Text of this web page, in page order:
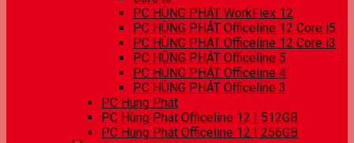
PC HÙNG PHÁT WorkFlex 12
PC HÙNG PHÁT Officeline 12 Core i5
PC HÙNG PHÁT Officeline 12 Core i3
PC HÙNG PHÁT Officeline 5
PC HÙNG PHÁT Officeline 4
PC HÙNG PHÁT Officeline 3
PC Hùng Phát
PC Hùng Phát Officeline 12 | 512GB
PC Hùng Phát Officeline 12 | 256GB